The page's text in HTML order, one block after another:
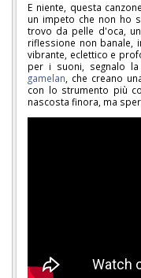
E niente, questa
un impeto che non ho
trovo da pelle d'oca,
riflessione non banale,
vibrante, eclettico e
per i suoni, segnalo
gamelan , che creano
con lo strumento più
nascosta finora, ma